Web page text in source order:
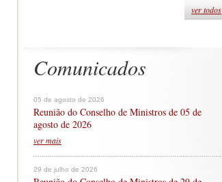
ver todos
Comunicados
05 de agosto de 2026
Reunião do Conselho de Ministros de 05 de
agosto de 2026
ver mais
29 de julho de 2026